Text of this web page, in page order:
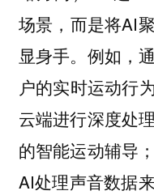
场景，而是将AI
显身手。例如，
户的实时运动行
云端进行深度处
的智能运动辅导
AI处理声音数据